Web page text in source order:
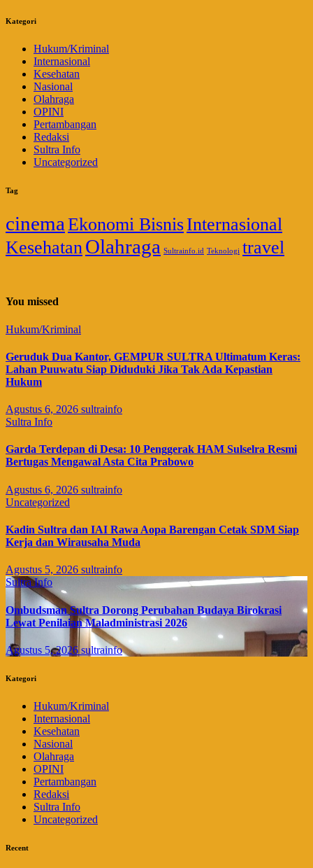
Kategori
Hukum/Kriminal
Internasional
Kesehatan
Nasional
Olahraga
OPINI
Pertambangan
Redaksi
Sultra Info
Uncategorized
Tag
cinema Ekonomi BisnisInternasional
KesehatanOlahraga Sultrainfo.id Teknologi travel
You missed
Hukum/Kriminal
Geruduk Dua Kantor, GEMPUR SULTRA Ultimatum Keras:
Lahan Puuwatu Siap Diduduki Jika Tak Ada Kepastian
Hukum
Agustus 6, 2026 sultrainfo
Sultra Info
Garda Terdepan di Desa: 10 Penggerak HAM Sulselra Resmi
Bertugas Mengawal Asta Cita Prabowo
Agustus 6, 2026 sultrainfo
Uncategorized
Kadin Sultra dan IAI Rawa Aopa Barengan Cetak SDM Siap
Kerja dan Wirausaha Muda
Agustus 5, 2026 sultrainfo
Sultra Info
Ombudsman Sultra Dorong Perubahan Budaya Birokrasi
Lewat Penilaian Maladministrasi 2026
Agustus 5, 2026 sultrainfo
Kategori
Hukum/Kriminal
Internasional
Kesehatan
Nasional
Olahraga
OPINI
Pertambangan
Redaksi
Sultra Info
Uncategorized
Recent